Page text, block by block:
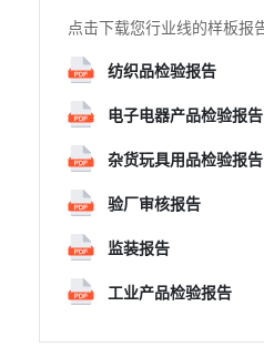
点击下载您行业线的样板报告
纺织品检验报告
电子电器产品检验报告
杂货玩具用品检验报告
验厂审核报告
监装报告
工业产品检验报告